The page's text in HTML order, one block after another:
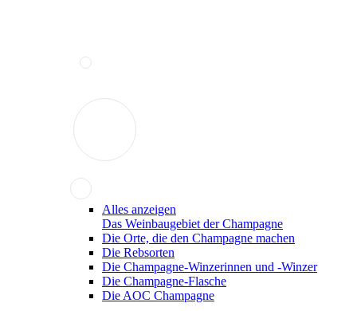
Alles anzeigen
Das Weinbaugebiet der Champagne
Die Orte, die den Champagne machen
Die Rebsorten
Die Champagne-Winzerinnen und -Winzer
Die Champagne-Flasche
Die AOC Champagne